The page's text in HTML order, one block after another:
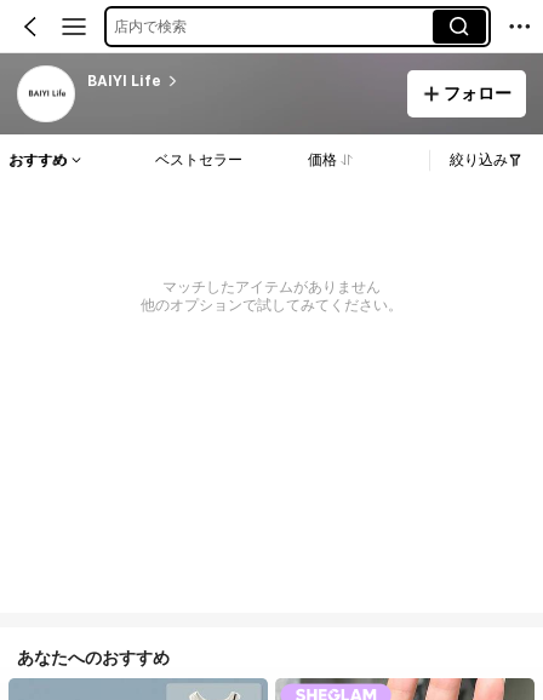
店内で検索
BAIYI Life
フォロー
おすすめ ベストセラー 価格 絞り込み
マッチしたアイテムがありません
他のオプションで試してみてください。
あなたへのおすすめ